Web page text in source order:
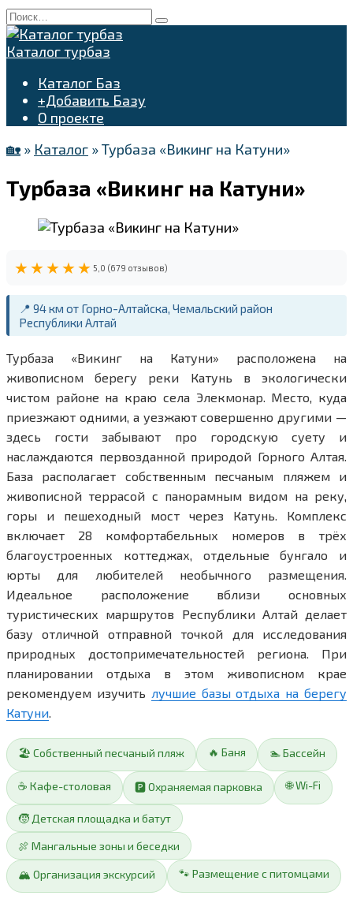
Перейти
к
содержанию
Search
for:
Каталог турбаз
Каталог Баз
+Добавить Базу
О проекте
🏡 » Каталог »Турбаза «Викинг на Катуни»
Турбаза «Викинг на Катуни»
★★★★★ 5,0 (679 отзывов)
📍 94 км от Горно-Алтайска, Чемальский район
Республики Алтай
Турбаза «Викинг на Катуни» расположена на
живописном берегу реки Катунь в экологически
чистом районе на краю села Элекмонар. Место, куда
приезжают одними, а уезжают совершенно другими —
здесь гости забывают про городскую суету и
наслаждаются первозданной природой Горного Алтая.
База располагает собственным песчаным пляжем и
живописной террасой с панорамным видом на реку,
горы и пешеходный мост через Катунь. Комплекс
включает 28 комфортабельных номеров в трёх
благоустроенных коттеджах, отдельные бунгало и
юрты для любителей необычного размещения.
Идеальное расположение вблизи основных
туристических маршрутов Республики Алтай делает
базу отличной отправной точкой для исследования
природных достопримечательностей региона. При
планировании отдыха в этом живописном крае
рекомендуем изучить лучшие базы отдыха на берегу
Катуни.
🏖️ Собственный песчаный пляж 🔥 Баня 🏊 Бассейн
☕ Кафе-столовая 🅿️ Охраняемая парковка 🌐 Wi-Fi
🧒 Детская площадка и батут
🍖 Мангальные зоны и беседки
🏔️ Организация экскурсий 🐾 Размещение с питомцами